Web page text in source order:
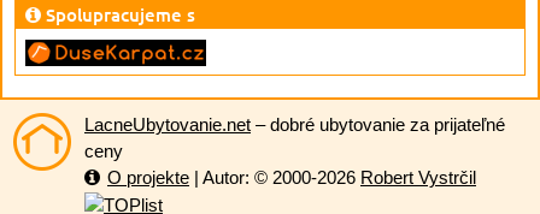
Spolupracujeme s
LacneUbytovanie.net – dobré ubytovanie za prijateľné
ceny
O projekte | Autor: © 2000-2026 Robert Vystrčil